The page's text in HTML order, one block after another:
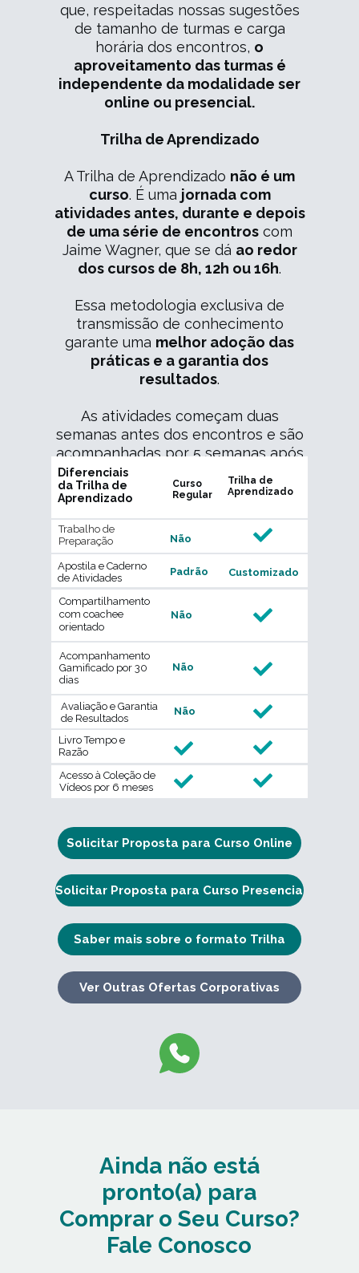
Solicitar Proposta para Curso Online
Solicitar Proposta para Curso Presencial
que, respeitadas nossas sugestões
de tamanho de turmas e carga
horária dos encontros, o
aproveitamento das turmas é
independente da modalidade ser
online ou presencial.
Trilha de Aprendizado
A Trilha de Aprendizado não é um
curso. É uma jornada com
atividades antes, durante e depois
de uma série de encontros com
Jaime Wagner, que se dá ao redor
dos cursos de 8h, 12h ou 16h.
Essa metodologia exclusiva de
transmissão de conhecimento
garante uma melhor adoção das
práticas e a garantia dos
resultados.
As atividades começam duas
semanas antes dos encontros e são
acompanhadas por 5 semanas após
Diferenciais
da Trilha de
Aprendizado
Trabalho de
Preparação
Apostila e Caderno
de Atividades
Compartilhamento
com coachee
orientado
Curso
Regular
Acompanhamento
Gamificado por 30
dias
Padrão
Não
Não
Não
Não
Avaliação e Garantia
de Resultados
Trilha de
Aprendizado
Livro Tempo e
Razão
Customizado
Acesso à Coleção de
Vídeos por 6 meses
Saber mais sobre o formato Trilha
Ver Outras Ofertas Corporativas
Ainda não está
pronto(a) para
Comprar o Seu Curso?
Fale Conosco